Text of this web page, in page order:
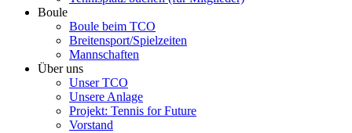
Boule
Boule beim TCO
Breitensport/Spielzeiten
Mannschaften
Über uns
Unser TCO
Unsere Anlage
Projekt: Tennis for Future
Vorstand